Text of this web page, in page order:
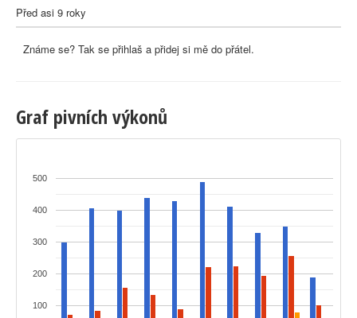
Před asi 9 roky
Známe se? Tak se přihlaš a přidej si mě do přátel.
Graf pivních výkonů
100
200
300
400
500